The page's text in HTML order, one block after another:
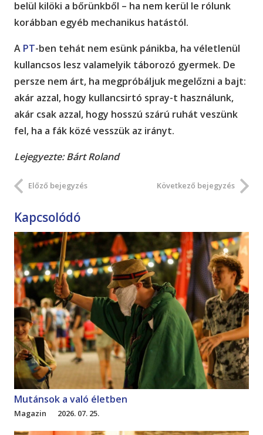
belül kilöki a bőrünkből – ha nem kerül le rólunk
korábban egyéb mechanikus hatástól.
A PT-ben tehát nem esünk pánikba, ha véletlenül
kullancsos lesz valamelyik táborozó gyermek. De
persze nem árt, ha megpróbáljuk megelőzni a bajt:
akár azzal, hogy kullancsirtó spray-t használunk,
akár csak azzal, hogy hosszú szárú ruhát veszünk
fel, ha a fák közé vesszük az irányt.
Lejegyezte: Bárt Roland
Előző bejegyzés Következő bejegyzés
Kapcsolódó
Mutánsok a való életben
Magazin 2026. 07. 25.